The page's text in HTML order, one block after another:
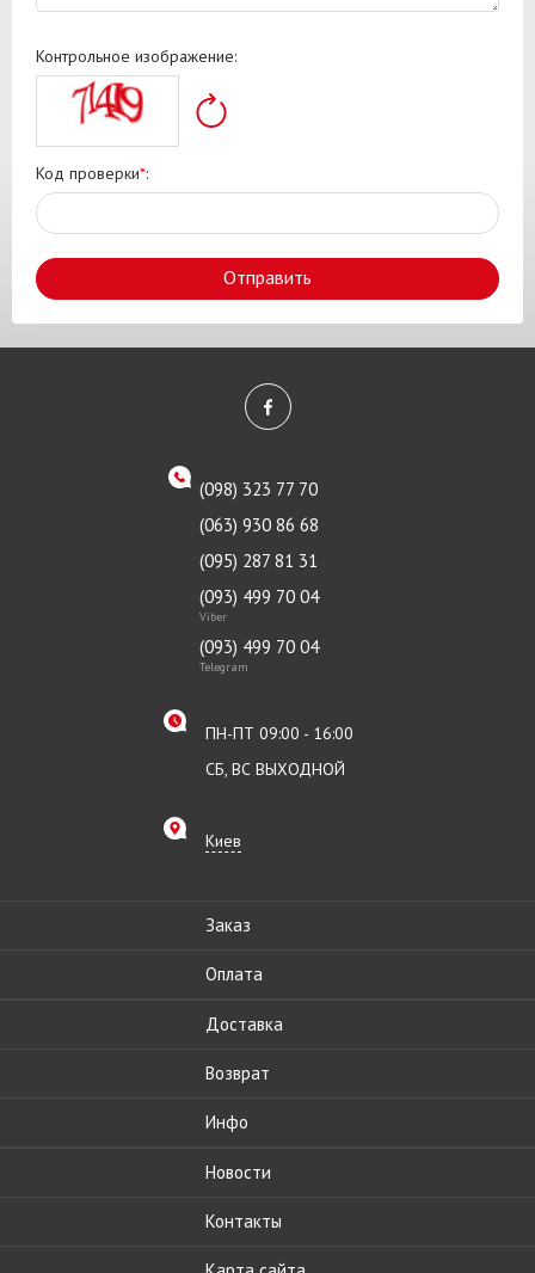
Контрольное изображение:
Код проверки*:
Отправить
(098) 323 77 70
(063) 930 86 68
(095) 287 81 31
(093) 499 70 04
Viber
(093) 499 70 04
Telegram
ПН-ПТ 09:00 - 16:00
СБ, ВС ВЫХОДНОЙ
Киев
Заказ
Оплата
Доставка
Возврат
Инфо
Новости
Контакты